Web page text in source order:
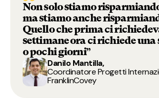
Non solo stiamo
ma stiamo anche
Quello che prima ci
settimane ora ci richiede
o pochi giorni”
Danilo Mantilla,
Coordinatore Progetti
FranklinCovey